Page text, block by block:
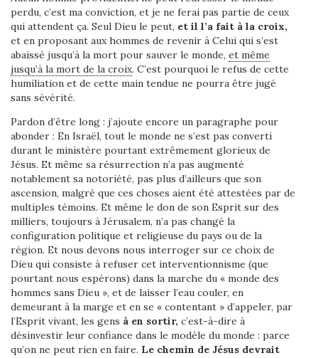
perdu, c’est ma conviction, et je ne ferai pas partie de ceux
qui attendent ça. Seul Dieu le peut, et il l’a fait à la croix,
et en proposant aux hommes de revenir à Celui qui s’est
abaissé jusqu’à la mort pour sauver le monde, et même
jusqu’à la mort de la croix. C’est pourquoi le refus de cette
humiliation et de cette main tendue ne pourra être jugé
sans sévérité.
Pardon d’être long : j’ajoute encore un paragraphe pour
abonder : En Israël, tout le monde ne s’est pas converti
durant le ministère pourtant extrêmement glorieux de
Jésus. Et même sa résurrection n’a pas augmenté
notablement sa notoriété, pas plus d’ailleurs que son
ascension, malgré que ces choses aient été attestées par de
multiples témoins. Et même le don de son Esprit sur des
milliers, toujours à Jérusalem, n’a pas changé la
configuration politique et religieuse du pays ou de la
région. Et nous devons nous interroger sur ce choix de
Dieu qui consiste à refuser cet interventionnisme (que
pourtant nous espérons) dans la marche du « monde des
hommes sans Dieu », et de laisser l’eau couler, en
demeurant à la marge et en se « contentant » d’appeler, par
l’Esprit vivant, les gens à en sortir, c’est-à-dire à
désinvestir leur confiance dans le modèle du monde : parce
qu’on ne peut rien en faire. Le chemin de Jésus devrait